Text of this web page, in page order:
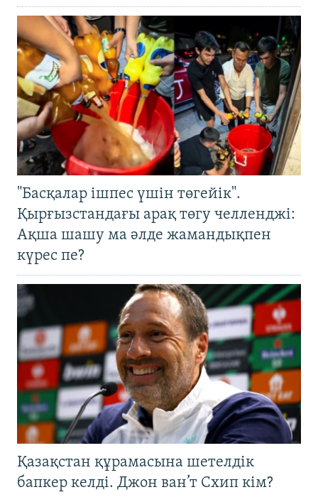
"Басқалар ішпес үшін төгейік".
Қырғызстандағы арақ төгу челленджі:
Ақша шашу ма әлде жамандықпен
күрес пе?
Қазақстан құрамасына шетелдік
бапкер келді. Джон ван’т Схип кім?